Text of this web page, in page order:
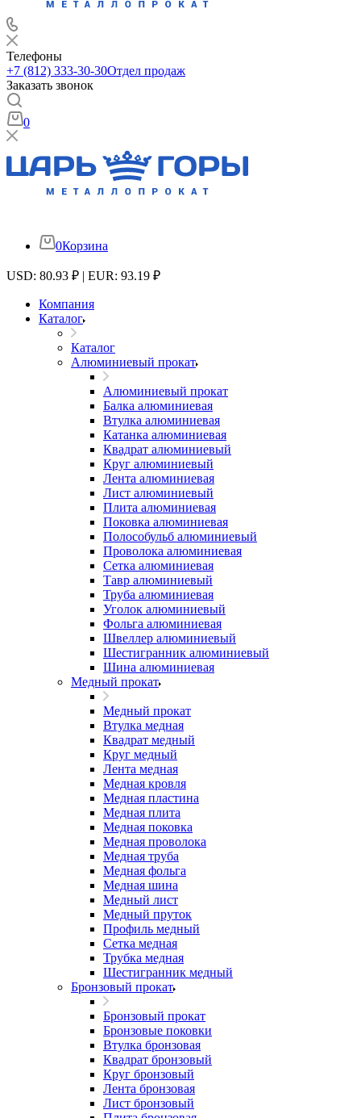
Телефоны
+7 (812) 333-30-30Отдел продаж
Заказать звонок
0
0Корзина
USD: 80.93 ₽ | EUR: 93.19 ₽
Компания
Каталог
Каталог
Алюминиевый прокат
Алюминиевый прокат
Балка алюминиевая
Втулка алюминиевая
Катанка алюминиевая
Квадрат алюминиевый
Круг алюминиевый
Лента алюминиевая
Лист алюминиевый
Плита алюминиевая
Поковка алюминиевая
Полособульб алюминиевый
Проволока алюминиевая
Сетка алюминиевая
Тавр алюминиевый
Труба алюминиевая
Уголок алюминиевый
Фольга алюминиевая
Швеллер алюминиевый
Шестигранник алюминиевый
Шина алюминиевая
Медный прокат
Медный прокат
Втулка медная
Квадрат медный
Круг медный
Лента медная
Медная кровля
Медная пластина
Медная плита
Медная поковка
Медная проволока
Медная труба
Медная фольга
Медная шина
Медный лист
Медный пруток
Профиль медный
Сетка медная
Трубка медная
Шестигранник медный
Бронзовый прокат
Бронзовый прокат
Бронзовые поковки
Втулка бронзовая
Квадрат бронзовый
Круг бронзовый
Лента бронзовая
Лист бронзовый